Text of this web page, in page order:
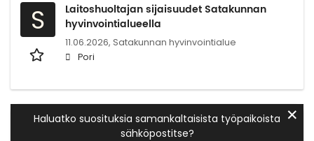
S
Laitoshuoltajan sijaisuudet Satakunnan
hyvinvointialueella
11.06.2026, Satakunnan hyvinvointialue
Pori
Haluatko suosituksia samankaltaisista työpaikoista
sähköpostitse?
✕